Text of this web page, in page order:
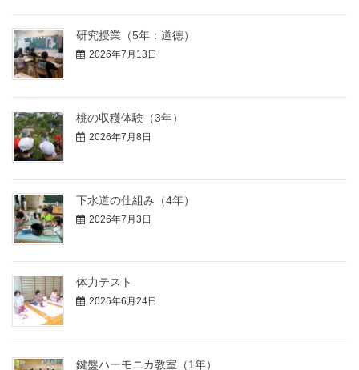
研究授業（5年：道徳）
2026年7月13日
桃の収穫体験（3年）
2026年7月8日
下水道の仕組み（4年）
2026年7月3日
体力テスト
2026年6月24日
鍵盤ハーモニカ教室（1年）